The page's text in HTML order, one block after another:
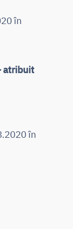
în
atribuit
în